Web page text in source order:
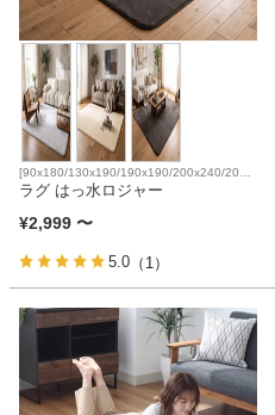
[90x180/130x190/190x190/200x240/200x
300]防音 滑り止め 床暖房対応
ラグ はっ水ロジャー
¥2,999 〜
5.0 （1）